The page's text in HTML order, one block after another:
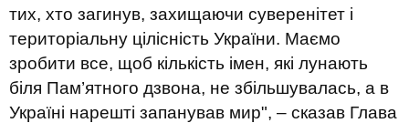
тих, хто загинув, захищаючи суверенітет і
територіальну цілісність України. Маємо
зробити все, щоб кількість імен, які лунають
біля Пам’ятного дзвона, не збільшувалась, а в
Україні нарешті запанував мир", – сказав Глава